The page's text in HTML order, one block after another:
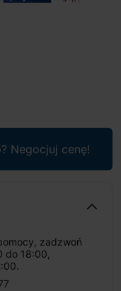
Negocjuj cenę!
zadzwoń
do 18:00,